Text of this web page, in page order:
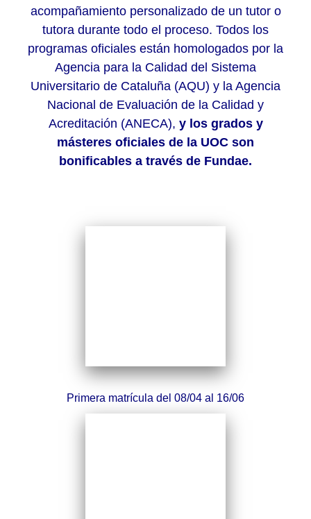
acompañamiento personalizado de un tutor o
tutora durante todo el proceso. Todos los
programas oficiales están homologados por la
Agencia para la Calidad del Sistema
Universitario de Cataluña (AQU) y la Agencia
Nacional de Evaluación de la Calidad y
Acreditación (ANECA), y los grados y
másteres oficiales de la UOC son
bonificables a través de Fundae.
Primera matrícula del 08/04 al 16/06